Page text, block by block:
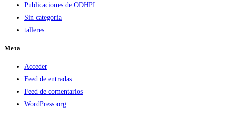
Publicaciones de ODHPI
Sin categoría
talleres
Meta
Acceder
Feed de entradas
Feed de comentarios
WordPress.org